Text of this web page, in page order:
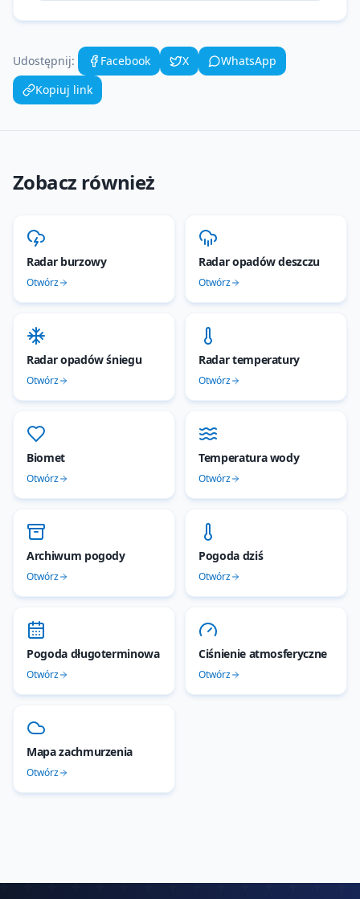
Udostępnij: Facebook X
WhatsApp
Kopiuj link
Zobacz również
Radar burzowy
Otwórz
Radar opadów deszczu
Otwórz
Radar opadów śniegu
Otwórz
Radar temperatury
Otwórz
Biomet
Otwórz
Temperatura wody
Otwórz
Archiwum pogody
Otwórz
Pogoda dziś
Otwórz
Pogoda długoterminowa
Otwórz
Ciśnienie atmosferyczne
Otwórz
Mapa zachmurzenia
Otwórz